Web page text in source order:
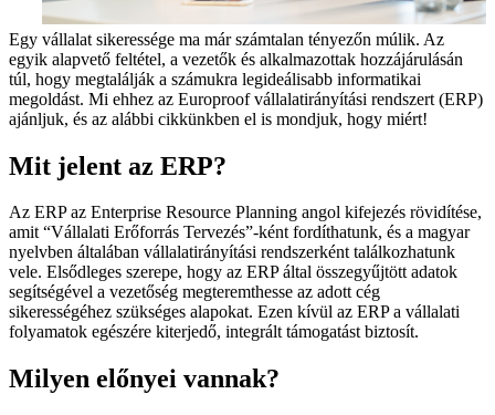
Egy vállalat sikeressége ma már számtalan tényezőn múlik. Az
egyik alapvető feltétel, a vezetők és alkalmazottak hozzájárulásán
túl, hogy megtalálják a számukra legideálisabb informatikai
megoldást. Mi ehhez az Europroof vállalatirányítási rendszert (ERP)
ajánljuk, és az alábbi cikkünkben el is mondjuk, hogy miért!
Mit jelent az ERP?
Az ERP az Enterprise Resource Planning angol kifejezés rövidítése,
amit “Vállalati Erőforrás Tervezés”-ként fordíthatunk, és a magyar
nyelvben általában vállalatirányítási rendszerként találkozhatunk
vele. Elsődleges szerepe, hogy az ERP által összegyűjtött adatok
segítségével a vezetőség megteremthesse az adott cég
sikerességéhez szükséges alapokat. Ezen kívül az ERP a vállalati
folyamatok egészére kiterjedő, integrált támogatást biztosít.
Milyen előnyei vannak?